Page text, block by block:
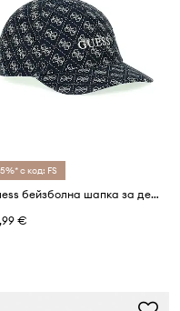
с код: FS
Guess бейзболна шапка за деца от памук
€